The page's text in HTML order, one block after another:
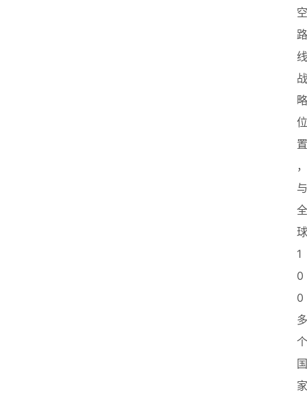
空
路
线
战
略
位
置
，
与
全
球
1
0
0
多
个
国
家